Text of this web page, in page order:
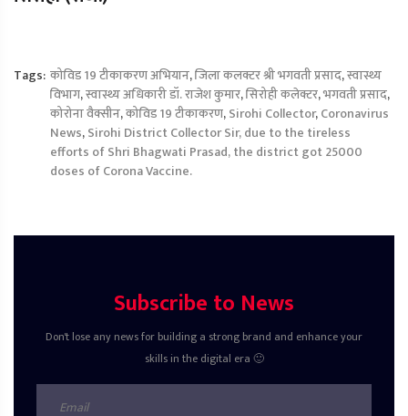
Tags: कोविड 19 टीकाकरण अभियान,जिला कलक्टर श्री भगवती प्रसाद,स्वास्थ्य
विभाग,स्वास्थ्य अधिकारी डॉ. राजेश कुमार,सिरोही कलेक्टर,भगवती प्रसाद,
कोरोना वैक्सीन,कोविड 19 टीकाकरण,Sirohi Collector,Coronavirus
News,Sirohi District Collector Sir, due to the tireless
efforts of Shri Bhagwati Prasad, the district got 25000
doses of Corona Vaccine.
Subscribe to News
Don't lose any news for building a strong brand and enhance your
skills in the digital era 🙂